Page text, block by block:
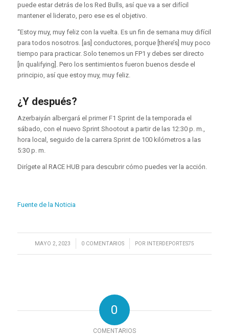
puede estar detrás de los Red Bulls, así que va a ser difícil
mantener el liderato, pero ese es el objetivo.
“Estoy muy, muy feliz con la vuelta. Es un fin de semana muy difícil
para todos nosotros. [as] conductores, porque [there’s] muy poco
tiempo para practicar. Solo tenemos un FP1 y debes ser directo
[in qualifying]. Pero los sentimientos fueron buenos desde el
principio, así que estoy muy, muy feliz.
¿Y después?
Azerbaiyán albergará el primer F1 Sprint de la temporada el
sábado, con el nuevo Sprint Shootout a partir de las 12:30 p. m.,
hora local, seguido de la carrera Sprint de 100 kilómetros a las
5:30 p. m.
Dirígete al RACE HUB para descubrir cómo puedes ver la acción.
Fuente de la Noticia
MAYO 2, 2023
/ 0 COMENTARIOS
/ POR INTERDEPORTES75
0
COMENTARIOS